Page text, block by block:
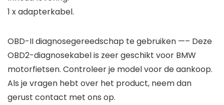
1 x adapterkabel.
OBD-II diagnosegereedschap te gebruiken —– Deze
OBD2-diagnosekabel is zeer geschikt voor BMW
motorfietsen. Controleer je model voor de aankoop.
Als je vragen hebt over het product, neem dan
gerust contact met ons op.